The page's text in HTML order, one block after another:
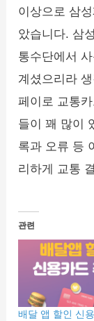
이상으로 삼
았습니다. 삼
통수단에서
계셨으리라
페이로 교통
들이 꽤 많이
록과 오류 등
리하게 교통
관련
배달 앱 할인 신